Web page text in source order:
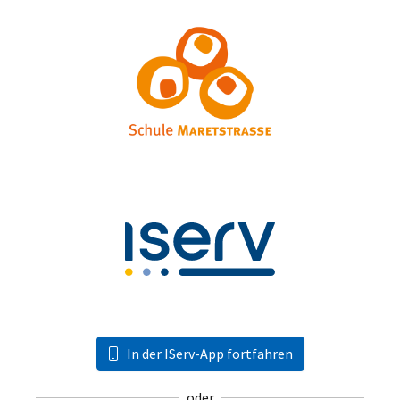
In der IServ-App fortfahren